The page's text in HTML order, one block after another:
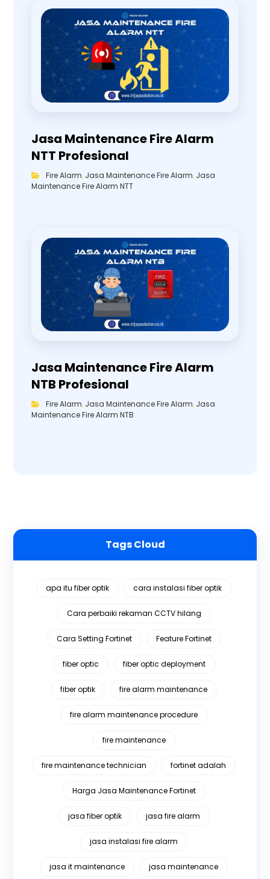
Jasa Maintenance Fire Alarm
NTT Profesional
Fire Alarm, Jasa Maintenance Fire Alarm, Jasa
Maintenance Fire Alarm NTT
Jasa Maintenance Fire Alarm
NTB Profesional
Fire Alarm, Jasa Maintenance Fire Alarm, Jasa
Maintenance Fire Alarm NTB
Tags Cloud
apa itu fiber optik cara instalasi fiber optik
Cara perbaiki rekaman CCTV hilang
Cara Setting Fortinet Feature Fortinet
fiber optic fiber optic deployment
fiber optik fire alarm maintenance
fire alarm maintenance procedure
fire maintenance
fire maintenance technician fortinet adalah
Harga Jasa Maintenance Fortinet
jasa fiber optik jasa fire alarm
jasa instalasi fire alarm
jasa it maintenance jasa maintenance